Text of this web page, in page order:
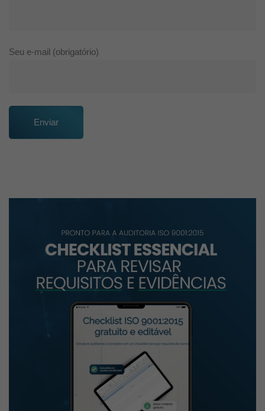
Seu e-mail (obrigatório)